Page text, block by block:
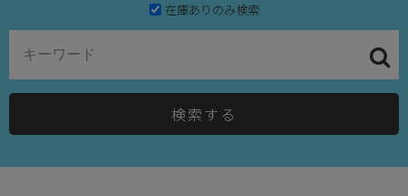
在庫ありのみ検索
検索する